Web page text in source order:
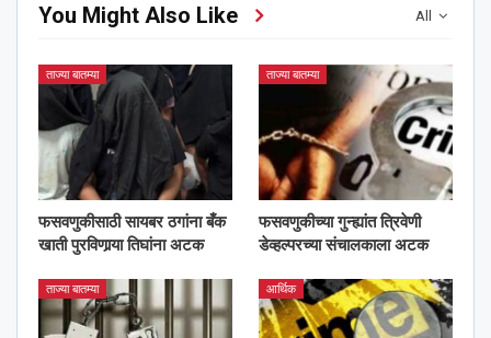
All
You Might Also Like
ताज्या बातम्या
फसवणुकीसाठी सायबर ठगांना बँक
खाती पुरविणार्‍या तिघांना अटक
ताज्या बातम्या
फसवणुकीच्या गुन्ह्यांत त्रिवेणी
डेव्हल्परच्या संचालकाला अटक
ताज्या बातम्या आर्थिक